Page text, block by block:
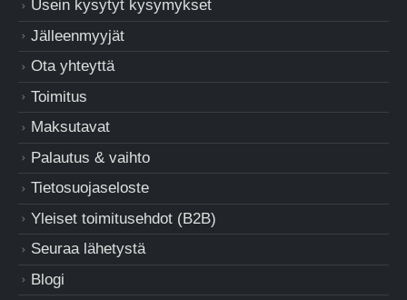
Usein kysytyt kysymykset
Jälleenmyyjät
Ota yhteyttä
Toimitus
Maksutavat
Palautus & vaihto
Tietosuojaseloste
Yleiset toimitusehdot (B2B)
Seuraa lähetystä
Blogi